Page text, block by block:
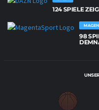
124 SPIELE
98